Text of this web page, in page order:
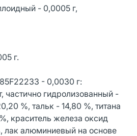
- 0,0005 г,
г.
- 0,0030 г:
частично гидролизованный -
%, тальк - 14,80 %, титана
краситель железа оксид
лак алюминиевый на основе